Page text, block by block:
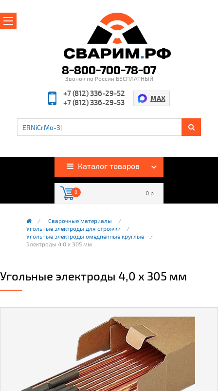
Производители
Полезная информация
Гарантия и возврат
8-800-700-78-07
Звонок по России БЕСПЛАТНЫЙ
+7 (812) 336-29-52
+7 (812) 336-29-53
MAX
Каталог товаров
0 0 р.
Сварочные материалы
Угольные электроды для строжки
Угольные электроды омедненные круглые
Электроды 4,0 х 305 мм
Угольные электроды 4,0 х 305 мм